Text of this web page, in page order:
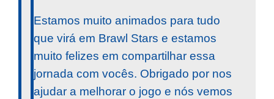
Estamos muito animados para tudo
que virá em Brawl Stars e estamos
muito felizes em compartilhar essa
jornada com vocês. Obrigado por nos
ajudar a melhorar o jogo e nós vemos